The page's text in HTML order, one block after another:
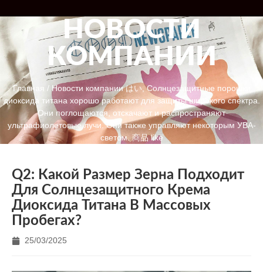
НОВОСТИ
КОМПАНИИ
Главная / Новости компанииはい, Солнцезащитные порошки
диоксида титана хорошо работают для защиты широкого спектра.
Они поглощаются, отскачают и распространяют
ультрафиолетовые лучи. Они также управляют некоторым УВА-
светом. 商品 like
Q2: Какой Размер Зерна Подходит
Для Солнцезащитного Крема
Диоксида Титана В Массовых
Пробегах?
25/03/2025